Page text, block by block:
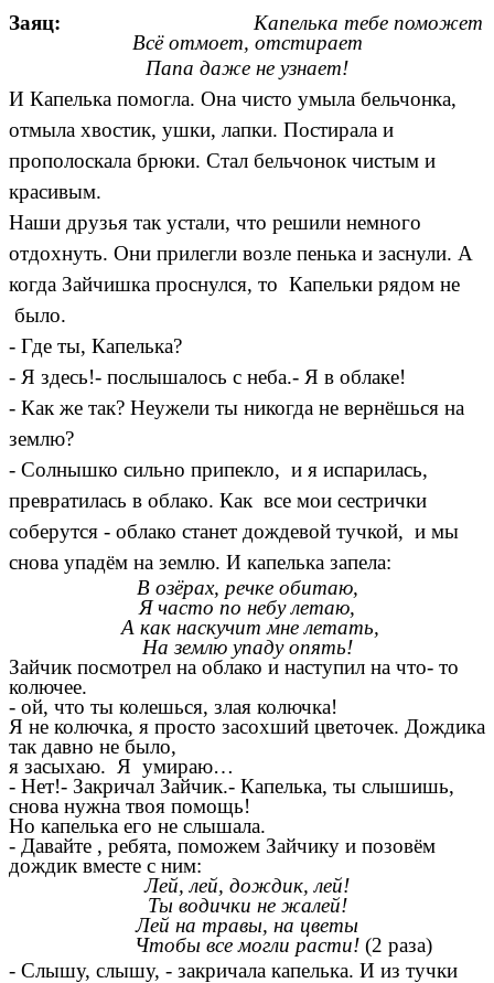
Заяц: Капелька тебе поможет
Всё отмоет, отстирает
Папа даже не узнает!
И Капелька помогла. Она чисто умыла бельчонка,
отмыла хвостик, ушки, лапки. Постирала и
прополоскала брюки. Стал бельчонок чистым и
красивым.
Наши друзья так устали, что решили немного
отдохнуть. Они прилегли возле пенька и заснули. А
когда Зайчишка проснулся, то Капельки рядом не
было.
- Где ты, Капелька?
- Я здесь!- послышалось с неба.- Я в облаке!
- Как же так? Неужели ты никогда не вернёшься на
землю?
- Солнышко сильно припекло, и я испарилась,
превратилась в облако. Как все мои сестрички
соберутся - облако станет дождевой тучкой, и мы
снова упадём на землю. И капелька запела:
В озёрах, речке обитаю,
Я часто по небу летаю,
А как наскучит мне летать,
На землю упаду опять!
Зайчик посмотрел на облако и наступил на что- то
колючее.
- ой, что ты колешься, злая колючка!
Я не колючка, я просто засохший цветочек. Дождика
так давно не было,
я засыхаю. Я умираю…
- Нет!- Закричал Зайчик.- Капелька, ты слышишь,
снова нужна твоя помощь!
Но капелька его не слышала.
- Давайте , ребята, поможем Зайчику и позовём
дождик вместе с ним:
Лей, лей, дождик, лей!
Ты водички не жалей!
Лей на травы, на цветы
Чтобы все могли расти! (2 раза)
- Слышу, слышу, - закричала капелька. И из тучки